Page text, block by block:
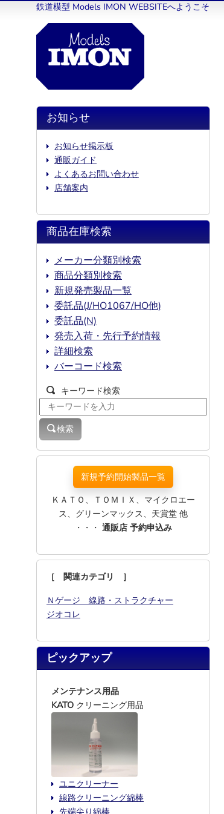
鉄道模型 Models IMON WEBSITEへようこそ
お知らせ
お知らせ掲示板
通販ガイド
よくあるお問い合わせ
店舗案内
商品在庫検索
メーカー分類別検索
商品分類別検索
新規発売製品一覧
委託品(J/HO1067/HO他)
委託品(N)
発売入荷・先行予約情報
詳細検索
バーコード検索
キーワード検索
検索
新規予約開始製品一覧
ＫＡＴＯ、ＴＯＭＩＸ、マイクロエー
ス、グリーンマックス、天賞堂 他
・・・ 通販店 予約申込み
［ 関連カテゴリ ］
Ｎゲージ 線路・ストラクチャー
ジオコレ
ピックアップ
メンテナンス用品
KATO クリーニング用品
ユニクリーナー
線路クリーニング綿棒